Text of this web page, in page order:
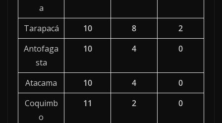
a
Tarapacá 10 8
2
Antofaga
sta
10 4 0
Atacama 10 4
0
Coquimb
o
11 2 0